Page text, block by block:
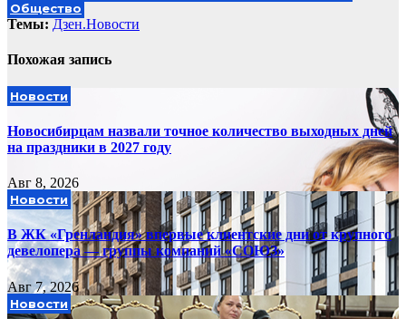
Общество
Темы: Дзен.Новости
Похожая запись
Новости
Новосибирцам назвали точное количество выходных дней
на праздники в 2027 году
Авг 8, 2026
Новости
В ЖК «Гренландия» впервые клиентские дни от крупного
девелопера — группы компаний «СОЮЗ»
Авг 7, 2026
Новости